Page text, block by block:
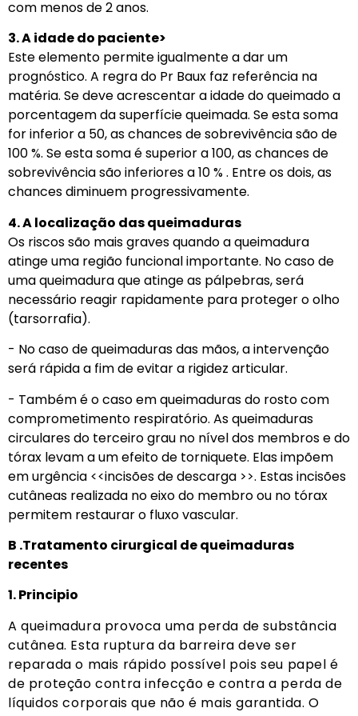
com menos de 2 anos.
3. A idade do paciente>
Este elemento permite igualmente a dar um
prognóstico. A regra do Pr Baux faz referência na
matéria. Se deve acrescentar a idade do queimado a
porcentagem da superfície queimada. Se esta soma
for inferior a 50, as chances de sobrevivência são de
100 %. Se esta soma é superior a 100, as chances de
sobrevivência são inferiores a 10 % . Entre os dois, as
chances diminuem progressivamente.
4. A localização das queimaduras
Os riscos são mais graves quando a queimadura
atinge uma região funcional importante. No caso de
uma queimadura que atinge as pálpebras, será
necessário reagir rapidamente para proteger o olho
(tarsorrafia).
-­ No caso de queimaduras das mãos, a intervenção
será rápida a fim de evitar a rigidez articular.
-­ Também é o caso em queimaduras do rosto com
comprometimento respiratório. As queimaduras
circulares do terceiro grau no nível dos membros e do
tórax levam a um efeito de torniquete. Elas impõem
em urgência <<incisões de descarga >>. Estas incisões
cutâneas realizada no eixo do membro ou no tórax
permitem restaurar o fluxo vascular.
B .Tratamento cirurgical de queimaduras
recentes
1. Principio
A queimadura provoca uma perda de substância
cutânea. Esta ruptura da barreira deve ser
reparada o mais rápido possível pois seu papel é
de proteção contra infecção e contra a perda de
líquidos corporais que não é mais garantida. O